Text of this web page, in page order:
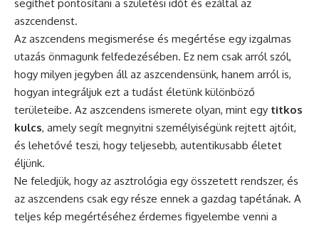
segíthet pontosítani a születési időt és ezáltal az
aszcendenst.
Az aszcendens megismerése és megértése egy izgalmas
utazás önmagunk felfedezésében. Ez nem csak arról szól,
hogy milyen jegyben áll az aszcendensünk, hanem arról is,
hogyan integráljuk ezt a tudást életünk különböző
területeibe. Az aszcendens ismerete olyan, mint egy titkos
kulcs, amely segít megnyitni személyiségünk rejtett ajtóit,
és lehetővé teszi, hogy teljesebb, autentikusabb életet
éljünk.
Ne feledjük, hogy az asztrológia egy összetett rendszer, és
az aszcendens csak egy része ennek a gazdag tapétának. A
teljes kép megértéséhez érdemes figyelembe venni a